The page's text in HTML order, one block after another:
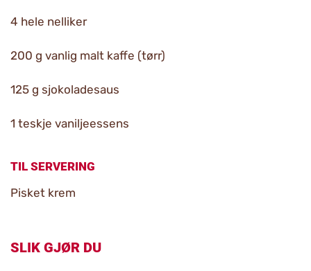
4 hele nelliker
200 g vanlig malt kaffe (tørr)
125 g sjokoladesaus
1 teskje vaniljeessens
TIL SERVERING
Pisket krem
SLIK GJØR DU